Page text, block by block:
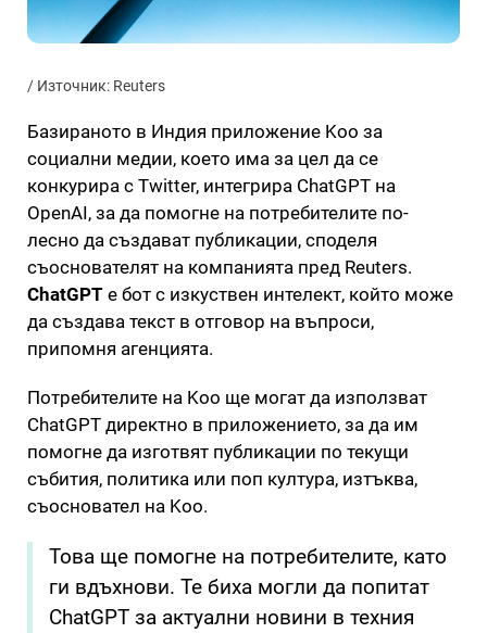
/ Източник: Reuters
Базираното в Индия приложение Koo за
социални медии, което има за цел да се
конкурира с Twitter, интегрира ChatGPT на
OpenAI, за да помогне на потребителите по-
лесно да създават публикации, споделя
съоснователят на компанията пред Reuters.
ChatGPT е бот с изкуствен интелект, който може
да създава текст в отговор на въпроси,
припомня агенцията.
Потребителите на Koo ще могат да използват
ChatGPT директно в приложението, за да им
помогне да изготвят публикации по текущи
събития, политика или поп култура, изтъква,
съосновател на Koo.
Това ще помогне на потребителите, като
ги вдъхнови. Те биха могли да попитат
ChatGPT за актуални новини в техния